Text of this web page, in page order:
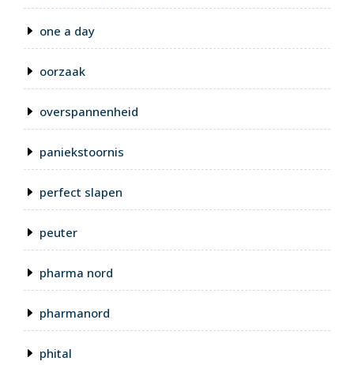
one a day
oorzaak
overspannenheid
paniekstoornis
perfect slapen
peuter
pharma nord
pharmanord
phital